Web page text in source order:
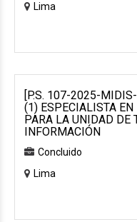
Lima
[P.S. 107-2025-
(1) ESPECIALISTA EN
PARA LA UNIDAD DE
INFORMACIÓN
Concluido
Lima